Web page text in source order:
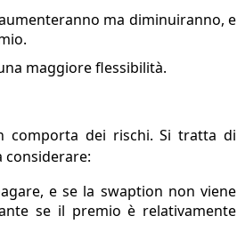
ma diminuiranno, e
maggiore flessibilità.
comporta dei rischi. Si tratta di
considerare:
e se la swaption non viene
se il premio è relativamente